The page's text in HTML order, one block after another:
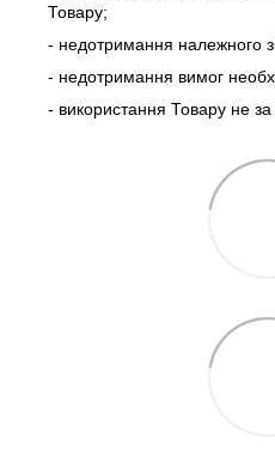
Товару;
- недотримання належного
- недотримання вимог
- використання Товару не